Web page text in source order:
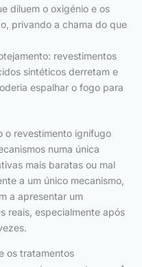
diluem o oxigénio e os
privando a chama do que
revestimentos
sintéticos derretam e
espalhar o fogo para
o revestimento ignífugo
numa única
mais baratas ou mal
a um único mecanismo,
a apresentar um
reais, especialmente após
os tratamentos